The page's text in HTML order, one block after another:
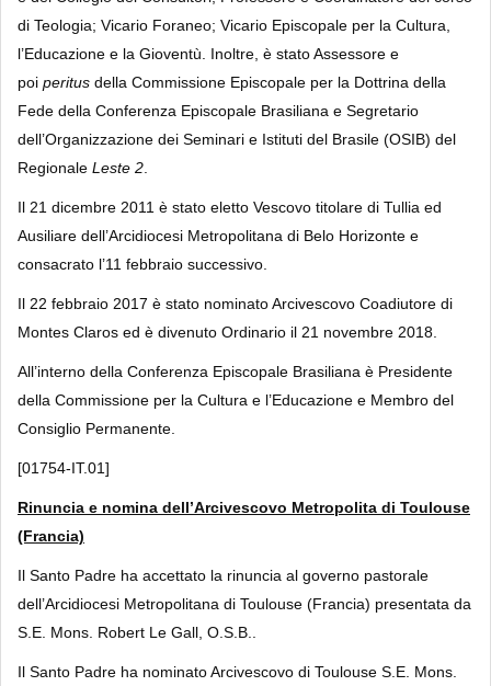
di Teologia; Vicario Foraneo; Vicario Episcopale per la Cultura,
l’Educazione e la Gioventù. Inoltre, è stato Assessore e
poi peritus della Commissione Episcopale per la Dottrina della
Fede della Conferenza Episcopale Brasiliana e Segretario
dell’Organizzazione dei Seminari e Istituti del Brasile (OSIB) del
Regionale Leste 2.
Il 21 dicembre 2011 è stato eletto Vescovo titolare di Tullia ed
Ausiliare dell’Arcidiocesi Metropolitana di Belo Horizonte e
consacrato l’11 febbraio successivo.
Il 22 febbraio 2017 è stato nominato Arcivescovo Coadiutore di
Montes Claros ed è divenuto Ordinario il 21 novembre 2018.
All’interno della Conferenza Episcopale Brasiliana è Presidente
della Commissione per la Cultura e l’Educazione e Membro del
Consiglio Permanente.
[01754-IT.01]
Rinuncia e nomina dell’Arcivescovo Metropolita di Toulouse
(Francia)
Il Santo Padre ha accettato la rinuncia al governo pastorale
dell’Arcidiocesi Metropolitana di Toulouse (Francia) presentata da
S.E. Mons. Robert Le Gall, O.S.B..
Il Santo Padre ha nominato Arcivescovo di Toulouse S.E. Mons.